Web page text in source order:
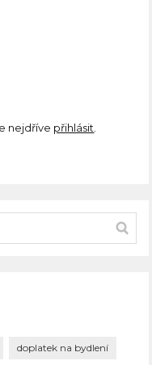
nejdříve přihlásit
doplatek na bydlení